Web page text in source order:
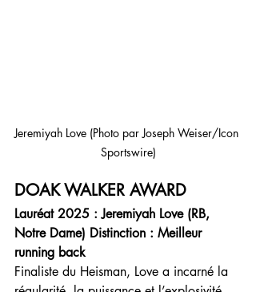
Jeremiyah Love (Photo par Joseph Weiser/Icon
Sportswire)
DOAK WALKER AWARD
Lauréat 2025 : Jeremiyah Love (RB,
Notre Dame) Distinction : Meilleur
running back
Finaliste du Heisman, Love a incarné la